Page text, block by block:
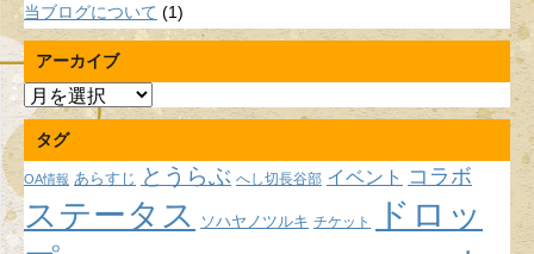
当ブログについて (1)
アーカイブ
ア
ー
カ
イ
ブ
タグ
OA情報 あらすじ とうらぶ へし切長谷部 イベント コラボ
ステータス ソハヤノツルキ チケット
ドロッ